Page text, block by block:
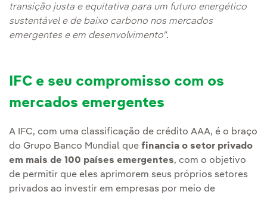
transição justa e equitativa para um futuro energético
sustentável e de baixo carbono nos mercados
emergentes e em desenvolvimento".
IFC e seu compromisso com os
mercados emergentes
A IFC, com uma classificação de crédito AAA, é o braço
do Grupo Banco Mundial que financia o setor privado
em mais de 100 países emergentes, com o objetivo
de permitir que eles aprimorem seus próprios setores
privados ao investir em empresas por meio de